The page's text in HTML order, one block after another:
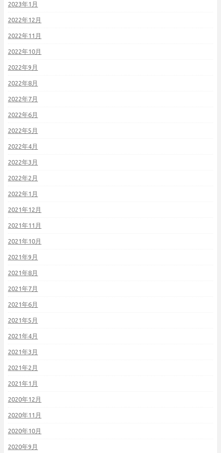
2023年1月
2022年12月
2022年11月
2022年10月
2022年9月
2022年8月
2022年7月
2022年6月
2022年5月
2022年4月
2022年3月
2022年2月
2022年1月
2021年12月
2021年11月
2021年10月
2021年9月
2021年8月
2021年7月
2021年6月
2021年5月
2021年4月
2021年3月
2021年2月
2021年1月
2020年12月
2020年11月
2020年10月
2020年9月